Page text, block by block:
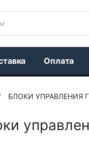
Оплата
БЛОКИ УПРАВЛЕНИЯ